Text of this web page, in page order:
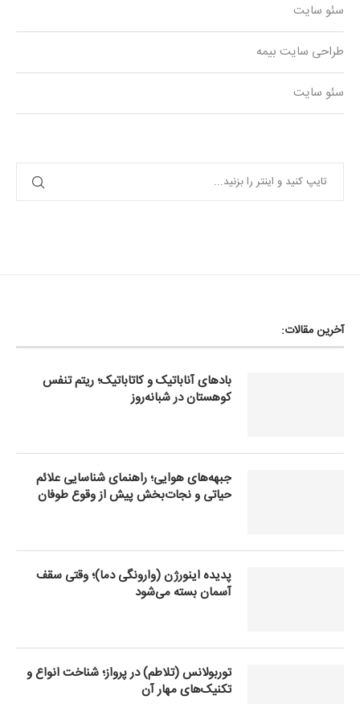
سئو سایت
طراحی سایت بیمه
سئو سایت
آخرین مقالات:
بادهای آناباتیک و کاتاباتیک؛ ریتم تنفس
کوهستان در شبانه‌روز
جبهه‌های هوایی؛ راهنمای شناسایی علائم
حیاتی و نجات‌بخش پیش از وقوع طوفان
پدیده اینورژن (وارونگی دما)؛ وقتی سقف
آسمان بسته می‌شود
توربولانس (تلاطم) در پرواز؛ شناخت انواع و
تکنیک‌های مهار آن